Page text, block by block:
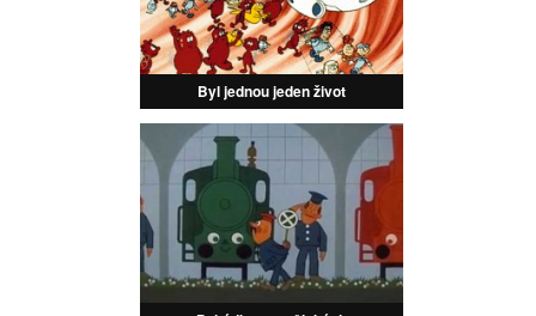
Byl jednou jeden život